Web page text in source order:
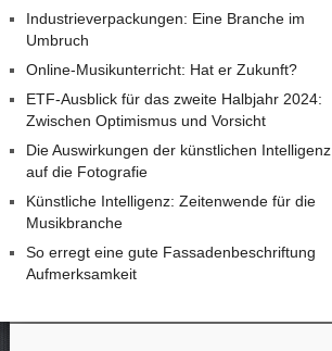
Industrieverpackungen: Eine Branche im
Umbruch
Online-Musikunterricht: Hat er Zukunft?
ETF-Ausblick für das zweite Halbjahr 2024:
Zwischen Optimismus und Vorsicht
Die Auswirkungen der künstlichen Intelligenz
auf die Fotografie
Künstliche Intelligenz: Zeitenwende für die
Musikbranche
So erregt eine gute Fassadenbeschriftung
Aufmerksamkeit